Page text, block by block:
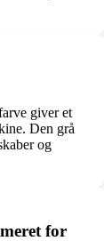
giver et
Den grå
og
for